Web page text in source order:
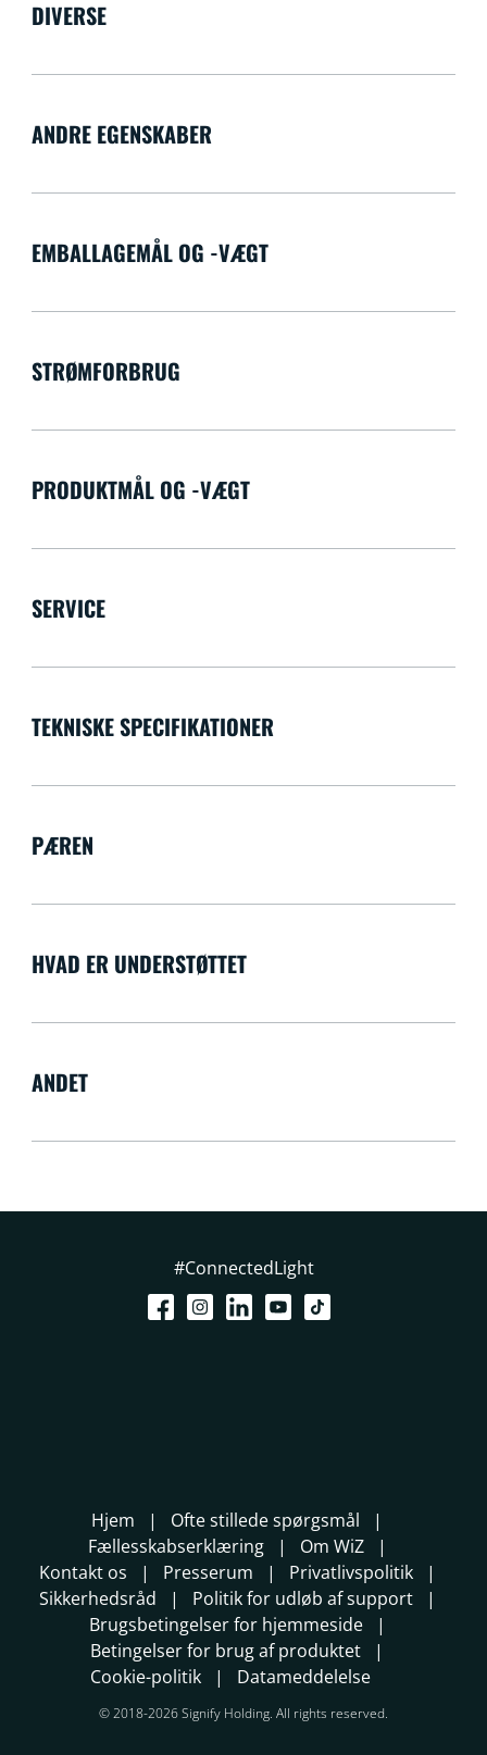
DIVERSE
ANDRE EGENSKABER
EMBALLAGEMÅL OG -VÆGT
STRØMFORBRUG
PRODUKTMÅL OG -VÆGT
SERVICE
TEKNISKE SPECIFIKATIONER
PÆREN
HVAD ER UNDERSTØTTET
ANDET
#ConnectedLight
Hjem
Ofte stillede spørgsmål
Fællesskabserklæring
Om WiZ
Kontakt os
Presserum
Privatlivspolitik
Sikkerhedsråd
Politik for udløb af support
Brugsbetingelser for hjemmeside
Betingelser for brug af produktet
Cookie-politik
Datameddelelse
© 2018-2026 Signify Holding. All rights reserved.